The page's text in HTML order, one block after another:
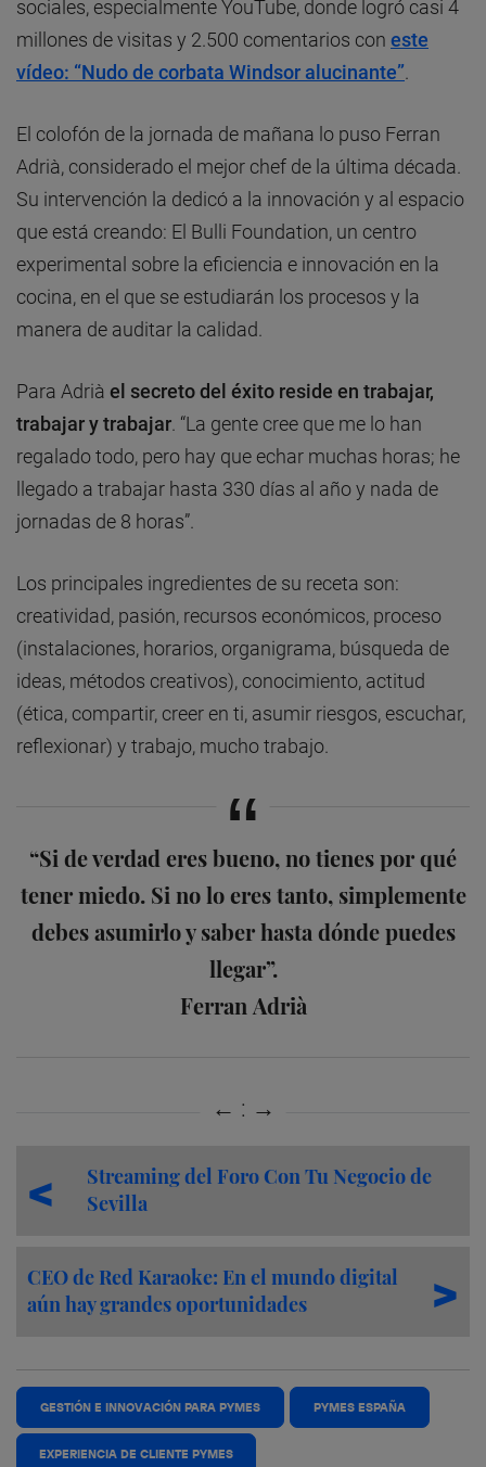
sociales, especialmente YouTube, donde logró casi 4
millones de visitas y 2.500 comentarios con este
vídeo: “Nudo de corbata Windsor alucinante”
El colofón de la jornada de mañana lo puso Ferran
Adrià, considerado el mejor chef de la última década.
Su intervención la dedicó a la innovación y al espacio
que está creando: El Bulli Foundation, un centro
experimental sobre la eficiencia e innovación en la
cocina, en el que se estudiarán los procesos y la
manera de auditar la calidad.
Para Adrià el secreto del éxito reside en trabajar,
trabajar y trabajar . “La gente cree que me lo han
regalado todo, pero hay que echar muchas horas; he
llegado a trabajar hasta 330 días al año y nada de
jornadas de 8 horas”.
Los principales ingredientes de su receta son:
creatividad, pasión, recursos económicos, proceso
(instalaciones, horarios, organigrama, búsqueda de
ideas, métodos creativos), conocimiento, actitud
(ética, compartir, creer en ti, asumir riesgos, escuchar,
reflexionar) y trabajo, mucho trabajo.
“Si de verdad eres bueno, no tienes por qué
tener miedo. Si no lo eres tanto, simplemente
debes asumirlo y saber hasta dónde puedes
llegar”.
Ferran Adrià
Streaming del Foro Con Tu Negocio de
Sevilla
CEO de Red Karaoke: En el mundo digital
aún hay grandes oportunidades
GESTIÓN E INNOVACIÓN PARA PYMES PYMES ESPAÑA
EXPERIENCIA DE CLIENTE PYMES